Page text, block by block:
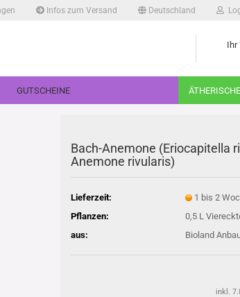
Infos zum Versand Deutschland
Ihr
GUTSCHEINE
Bach-Anemone (Eriocapitella
Anemone rivularis)
Lieferzeit:
1 bis 2
Pflanzen:
0,5 L
aus:
Bioland
inkl.